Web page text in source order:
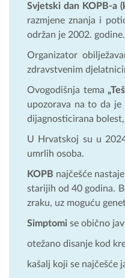
Svjetski dan KOPB-a
razmjene znanja i
održan je 2002. godine.
Organizator
zdravstvenim
Ovogodišnja tema
upozorava na to da
dijagnosticirana
U Hrvatskoj su u
umrlih osoba.
KOPB najčešće
starijih od 40 godina.
zraku, uz moguću
Simptomi se obično
otežano disanje kod
kašalj koji se najčešće